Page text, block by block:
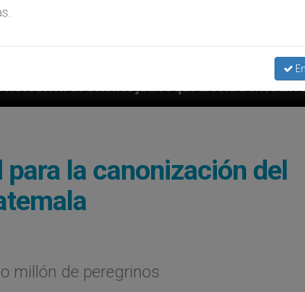
que afecta a cristianos (y no sólo) en Tierra
la canonización del
millón de peregrinos